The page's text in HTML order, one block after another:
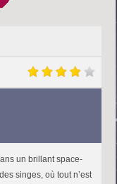
un brillant space-
singes, où tout n’est